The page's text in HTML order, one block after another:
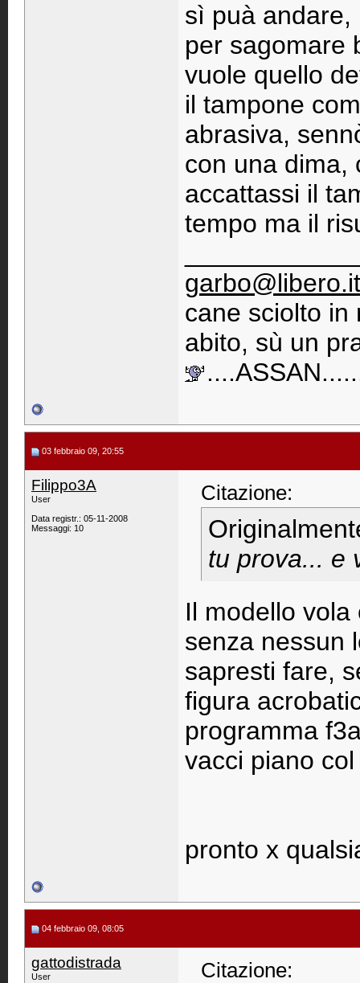
sì puà andare,
per sagomare
vuole quello
il tampone
abrasiva,
con una dima,
accattassi il
tempo ma il
garbo@libero.it
cane sciolto in
abito, sù un
03 febbraio 09, 20:55
Filippo3A
User
Data registr.: 05-11-2008
Messaggi: 10
Citazione:
tu prova... e
Il modello
senza nessun
sapresti fare,
figura
programma
vacci piano
pronto x
04 febbraio 09, 08:05
gattodistrada
User Citazione: